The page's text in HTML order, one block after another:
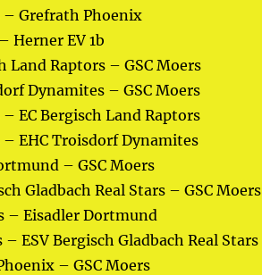
– Grefrath Phoenix
Herner EV 1b
Land Raptors – GSC Moers
Dynamites – GSC Moers
– EC Bergisch Land Raptors
– EHC Troisdorf Dynamites
– GSC Moers
Gladbach Real Stars – GSC Moers
– Eisadler Dortmund
– ESV Bergisch Gladbach Real Stars
– GSC Moers